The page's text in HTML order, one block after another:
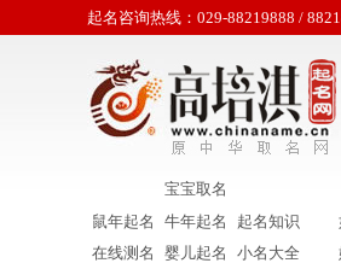
起名咨询热线：029-88219888 /
宝宝取名
鼠年起名
牛年起名
起名知识
在线测名
婴儿起名 小名大全